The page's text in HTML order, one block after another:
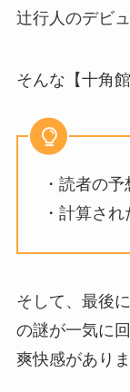
辻行人のデビ
そんな【十角
・読者の
・計算さ
そして、最後
の謎が一気に
爽快感がありま